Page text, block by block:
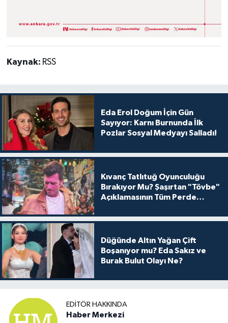
Kaynak: RSS
Eda Erol Doğum İçin Gün
Sayıyor: Karnı Burnunda İlk
Pozlar Sosyal Medyayı Salladı!
Kıvanç Tatlıtuğ Oyunculuğu
Bırakıyor Mu? Şaşırtan "Tövbe"
Açıklamasının Tüm Perde
Düğünde Altın Yağan Çift
Boşanıyor mu? Eda Sakız ve
Burak Bulut Olayı Ne?
EDITÖR HAKKINDA
Haber Merkezi